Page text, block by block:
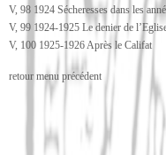
V, 98 1924 Sécheresses dans les
V, 99 1924-1925 Le denier de
V, 100 1925-1926 Après le Califat
retour menu précédent